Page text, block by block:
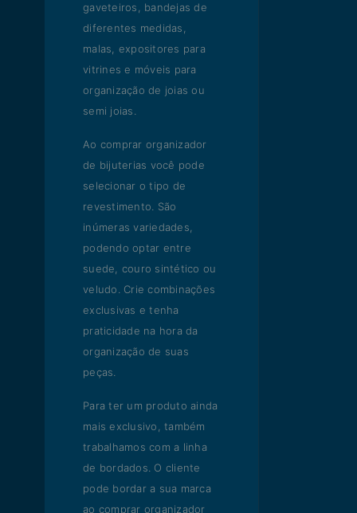
gaveteiros, bandejas de
diferentes medidas,
malas, expositores para
vitrines e móveis para
organização de joias ou
semi joias.
Ao comprar organizador
de bijuterias você pode
selecionar o tipo de
revestimento. São
inúmeras variedades,
podendo optar entre
suede, couro sintético ou
veludo. Crie combinações
exclusivas e tenha
praticidade na hora da
organização de suas
peças.
Para ter um produto ainda
mais exclusivo, também
trabalhamos com a linha
de bordados. O cliente
pode bordar a sua marca
ao comprar organizador